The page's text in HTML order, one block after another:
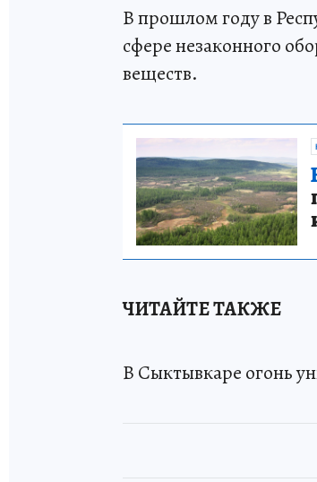
В прошлом году в
сфере незаконного
веществ.
ЧИТАЙТЕ ТАКЖЕ
В Сыктывкаре огонь